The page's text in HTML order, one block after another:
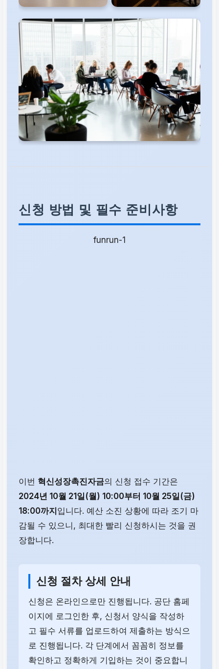
신청 방법 및 필수 준비사항
funrun-1
이번 혁신성장촉진자금의 신청 접수 기간은
2024년 10월 21일(월) 10:00부터 10월 25일(금)
18:00까지 입니다. 예산 소진 상황에 따라 조기 마
감될 수 있으니, 최대한 빨리 신청하시는 것을 권
장합니다.
신청 절차 상세 안내
신청은 온라인으로만 진행됩니다. 공단 홈페
이지에 로그인한 후, 신청서 양식을 작성하
고 필수 서류를 업로드하여 제출하는 방식으
로 진행됩니다. 각 단계에서 꼼꼼히 정보를
확인하고 정확하게 기입하는 것이 중요합니